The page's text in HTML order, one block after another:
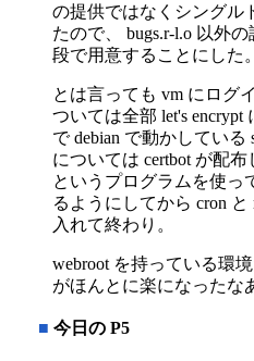
の提供ではなくシングル
たので、 bugs.r-l.o 以外
段で用意することにした。
とは言っても vm にログ
ついては全部 let's
で debian で動かしている
については certbot が配布
というプログラムを使っ
るようにしてから cron と
入れて終わり。
webroot を持っている環
がほんとに楽になったな
■ 今日の P5